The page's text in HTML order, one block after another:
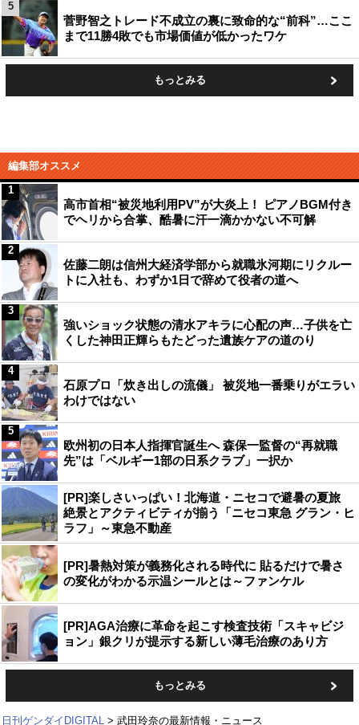
菅野智之トレード不成立の裏に致命的な“前科”…ここ
まで11勝4敗でも市場価値が低かったワケ
5
もっとみる
編集部オススメ
高市首相“被災地利用PV”が大炎上！ ピアノBGM付き
でヘリから合掌、酷暑に汗一滴かかない不可解
1
佐藤二朗は信州大経済学部から就職氷河期にリクルー
トに入社も、わずか1日で辞めて役者の道へ
2
強いショック状態の清水アキラに心配の声…子供を亡
くした神田正輝らもたどった遺族ケアの道のり
3
石原プロ「炊き出しの流儀」 被災地一番乗りがエラい
わけではない
4
欧州初の日本人指揮官誕生へ 森保一監督の“再就職
先”は「ベルギー1部の日系クラブ」一択か
5
[PR]楽しさいっぱい！北海道・ニセコで避暑の夏旅
絶景とアクティビティが揃う「ニセコ東急 グラン・ヒ
ラフ」～東急不動産
[PR]暑熱対策が義務化される時代に 貼るだけで暑さ
の変化がわかる示温シールとは～ファンケル
[PR]AGA治療に革命を起こす検査技術「スキャビジ
ョン」銀クリが提示する新しい薄毛治療のあり方
もっとみる
日刊ゲンダイDIGITAL 武田玲奈の最新情報・ニュース